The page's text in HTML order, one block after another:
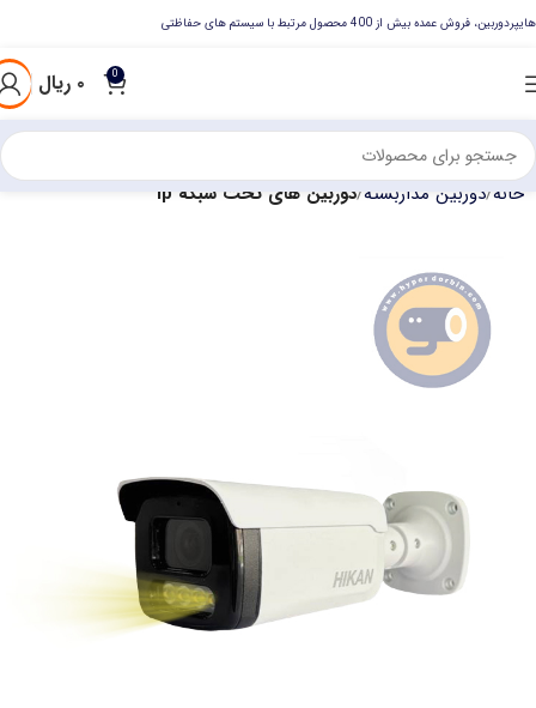
هایپردوربین، فروش عمده بیش از 400 محصول مرتبط با سیستم های حفاظتی
0 ۰ ریال
خانه دوربین مداربسته دوربین های تحت شبکه ip